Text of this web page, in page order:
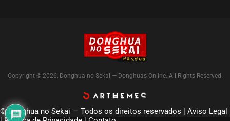
Copyright © 2026, Donghua no Sekai — Donghuas Online. All Rights Reserved.
© Donghua no Sekai — Todos os direitos reservados | Aviso Legal